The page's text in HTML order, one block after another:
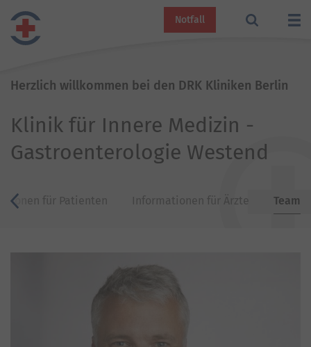
Notfall
Herzlich willkommen bei den DRK Kliniken Berlin
Klinik für Innere Medizin -
Gastroenterologie Westend
zurück für Patienten Informationen für Ärzte Team